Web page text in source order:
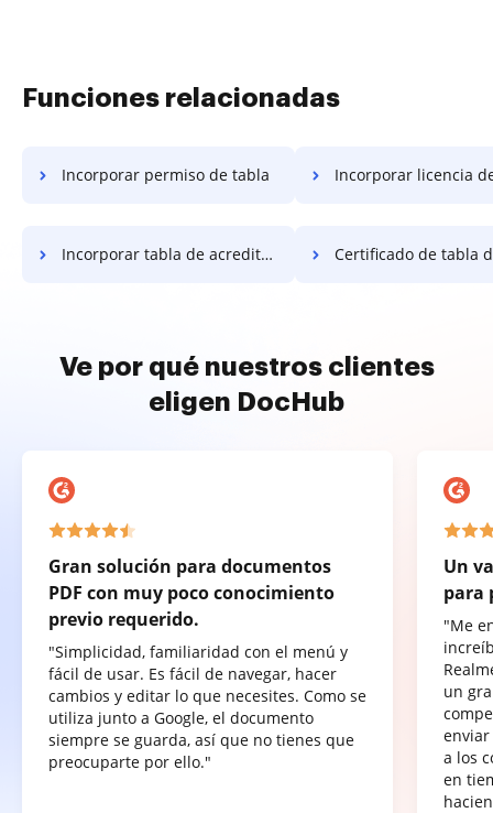
Funciones relacionadas
Incorporar permiso de tabla Incorporar licencia
Incorporar tabla de acreditación Certificado de tabla de
Ve por qué nuestros clientes
eligen DocHub
Gran solución para documentos
PDF con muy poco conocimiento
previo requerido.
"Simplicidad, familiaridad con el menú y
fácil de usar. Es fácil de navegar, hacer
cambios y editar lo que necesites. Como se
utiliza junto a Google, el documento
siempre se guarda, así que no tienes que
preocuparte por ello."
Un
para
"Me
un
a los
en